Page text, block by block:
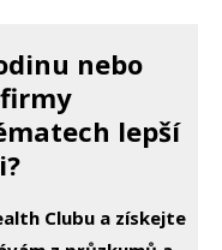
nebo
lepší
Clubu a získejte